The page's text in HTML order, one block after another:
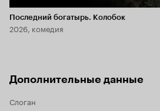
Последний богатырь. Колобок
2026, комедия
Дополнительные данные
Слоган